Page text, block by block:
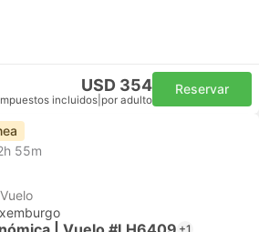
USD 354
incluidos por adulto
Reservar
55m
+1